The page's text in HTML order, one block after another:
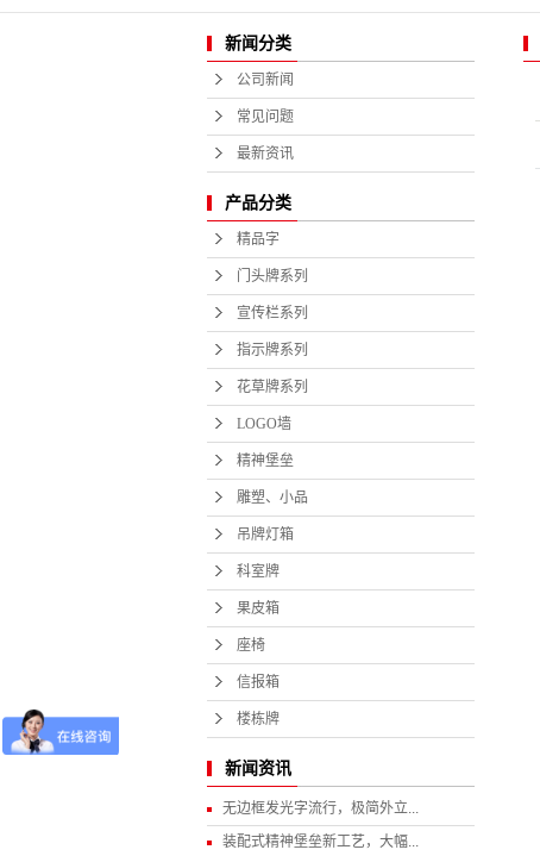
新闻分类
公司新闻
常见问题
最新资讯
产品分类
精品字
门头牌系列
宣传栏系列
指示牌系列
花草牌系列
LOGO墙
精神堡垒
雕塑、小品
吊牌灯箱
科室牌
果皮箱
座椅
信报箱
楼栋牌
新闻资讯
无边框发光字流行，极简外立...
装配式精神堡垒新工艺，大幅...